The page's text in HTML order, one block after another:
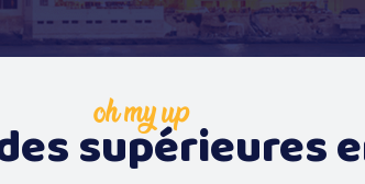
oh my up
supérieures